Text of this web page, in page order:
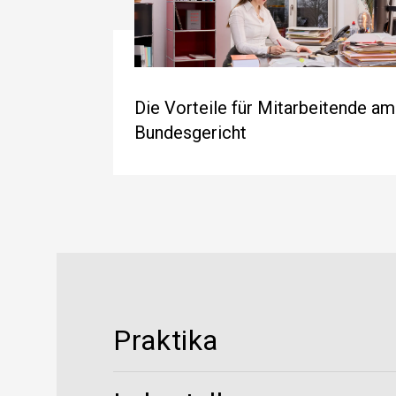
Die Vorteile für Mitarbeitende am
Bundesgericht
Praktika